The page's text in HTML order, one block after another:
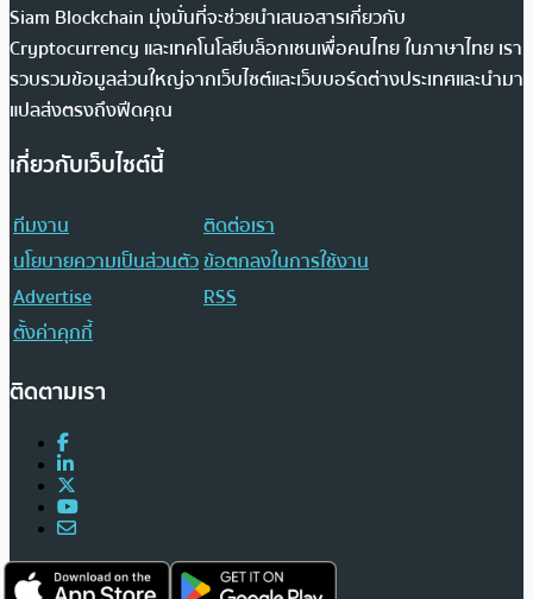
Siam Blockchain มุ่งมั่นที่จะช่วยนำเสนอสารเกี่ยวกับ
Cryptocurrency และเทคโนโลยีบล็อกเชนเพื่อคนไทย ในภาษาไทย เรา
รวบรวมข้อมูลส่วนใหญ่จากเว็บไซต์และเว็บบอร์ดต่างประเทศและนำมา
แปลส่งตรงถึงฟีดคุณ
เกี่ยวกับเว็บไซต์นี้
ทีมงาน
ติดต่อเรา
นโยบายความเป็นส่วนตัวข้อตกลงในการใช้งาน
Advertise
RSS
ตั้งค่าคุกกี้
ติดตามเรา